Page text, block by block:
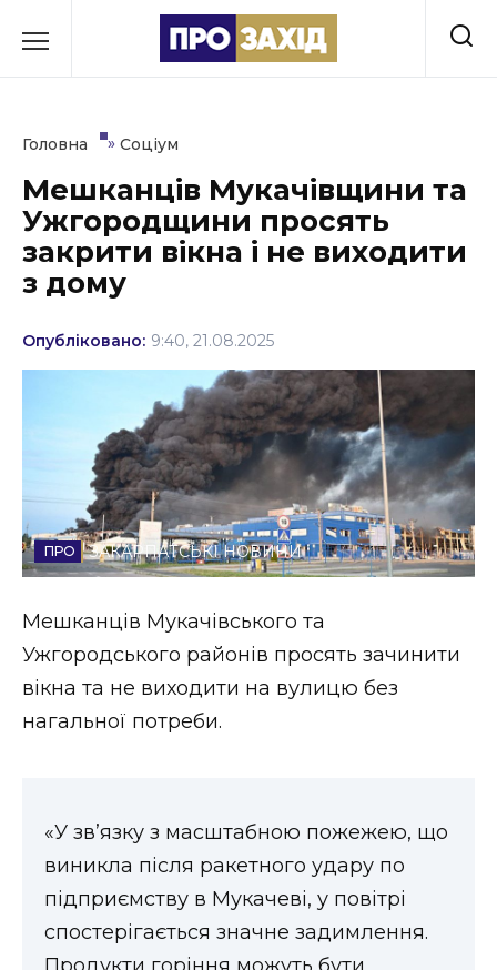
до
Культура
Освіта
Політика
Спорт
Стиль життя
Втрачений Ужгород
Втрачений Ужгород (відеоверсія)
ЗАКАРПАТСЬКІ НОВИНИ
НОВИНИ ЗАХІДНОЇ УКРАЇНИ
ФОТО
Головна » Соціум
Мешканців Мукачівщини та
Ужгородщини просять
закрити вікна і не виходити
з дому
Опубліковано: 9:40, 21.08.2025
ЗАКАРПАТСЬКІ НОВИНИ
Мешканців Мукачівського та
Ужгородського районів просять зачинити
вікна та не виходити на вулицю без
нагальної потреби.
«У зв’язку з масштабною пожежею, що
виникла після ракетного удару по
підприємству в Мукачеві, у повітрі
спостерігається значне задимлення.